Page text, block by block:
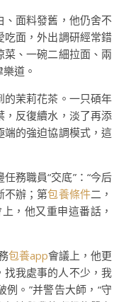
、面料發舊，他仍舍不
吃面，外出調研經常錯
、一碗二細拉面、兩
道。
的茉莉花茶。一只碩年
，反復續水，淡了再添
端的強迫協調模式，這
務職員“交底”：“今后
不辦；第包養條件二，
，他又重申這番話，
包養app會議上，他更
找我處事的人不少，我
例。”并警告大師，“守